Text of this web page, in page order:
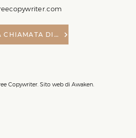
PRENOTA UNA CHIAMATA DI SCOPERTA
Copywriter. Sito web di Awaken.